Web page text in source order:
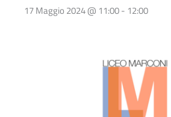
17 Maggio 2024 @ 11:00- 12:00